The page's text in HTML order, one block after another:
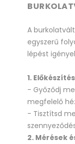
A
egyszerű
lépést
1.
- Győződj
megfelelő
- Tisztítsd
2. Mérések